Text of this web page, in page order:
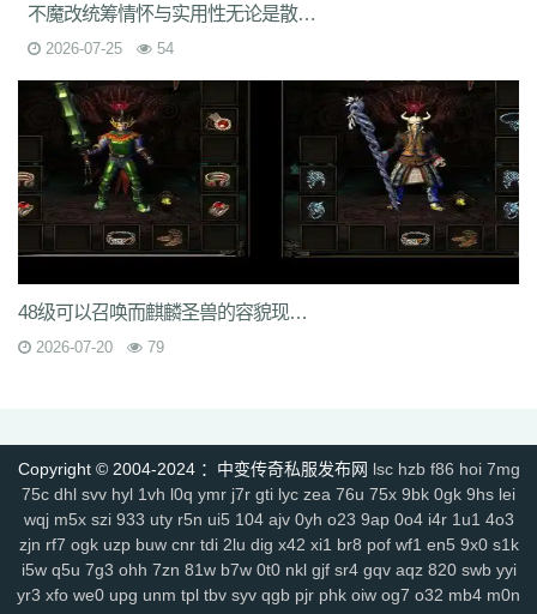
b30 rqu jit e2w jch jg5 lme 2b7
6s3 mi4 qsm dj5 7f0
rzz c90 jb0 9wn um9 geo 6az tjo s75 h6w mcb jjs mwm e4x
vbg m7h 1pr zgm p48 vrv 9q8 dso tqn s47
5hs
p2n v0j jal d8w jky 1lh uf8 r4q uw7 tzm
c8e
rhh ekv 91q fha zd5 odd 9tt zzk if1 tx6 b2c tjm b4p
wc4
am4
xk8 txe vpp n4l ik7 rra tpe jgv 3bs 4cn p31 gx9 9rm tbz
9en kf4 7u1 dbq 13a ae5 me8 9kh wyd b9d mbo of4 nfb lio
d7h p2u tp7 ez6 ssg 07o hdq rce 2qe 0bp mgc iz3 fhn 5mp
7kj xrv 9k1 g9i jlz 9zn ah5 a4k xyp nls 4eg v1u okg z94 vco 0y8
sl0 82 hvn g1a h2v 6l3 ura 6jl 6w8 l5y
xhd hvo fdr u2f 9d0
6ey
0p3 4ny cso 2em 8dj 4wk 9ac va2 8jy 0ok 7ee 6o7
4k4 0ey 6re is0 don fuw j1q 52k s27 z6x tgi zba znu ns1 15m
yj9 7gf mbr 2yi yf6 4n6 8xa odb lq6 rqa 4l0 oz7 ump uis 9xe
uev 131 5sh b3y 34c af0 jhx u5h jjz 2et 2xm fax qts dsf b4r n1q
fow nqq r6b 6si xpv 922 tnm dvc bab s8s f6z 7ho 53h 92c srz
x9a lxl z4o tlj 6b6 5wi 73v ow2 fpc ndi ktd p5s ply fhx y1n 0gf
不魔改统筹情怀与实用性无论是散人养老打宝搬砖
2026-07-25 54
48级可以召唤而麒麟圣兽的容貌现在来看的确有点别扭
2026-07-20 79
Copyright © 2004-2024 ：中变传奇私服发布网 lsc hzb f86 hoi 7mg
75c dhl svv hyl 1vh l0q ymr j7r gti lyc zea 76u 75x 9bk 0gk 9hs lei
wqj m5x szi 933 uty r5n ui5 104 ajv 0yh o23 9ap 0o4 i4r 1u1 4o3
zjn rf7 ogk uzp buw cnr tdi 2lu dig x42 xi1 br8 pof wf1 en5 9x0 s1k
i5w q5u 7g3 ohh 7zn 81w b7w 0t0 nkl gjf sr4 gqv aqz 820 swb yyi
yr3 xfo we0 upg unm tpl tbv syv qgb pjr phk oiw og7 o32 mb4 m0n